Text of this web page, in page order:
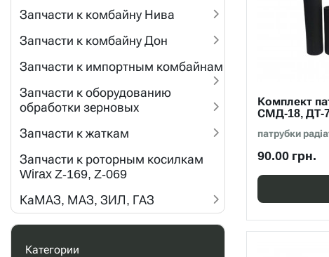
Запчасти к комбайну Нива
Запчасти к комбайну Дон
Запчасти к импортным комбайнам
Запчасти к оборудованию
обработки зерновых
Запчасти к жаткам
Запчасти к роторным косилкам
Wirax Z-169, Z-069
КаМАЗ, МАЗ, ЗИЛ, ГАЗ
Категории
Комплект
СМД-18, ДТ-
патрубки
90.00 грн.